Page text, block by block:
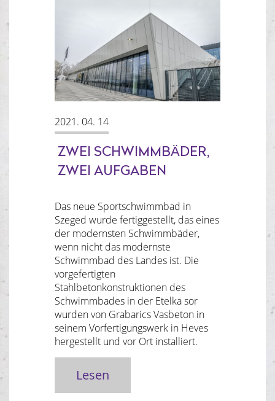
2021. 04. 14
ZWEI SCHWIMMBÄDER,
ZWEI AUFGABEN
Das neue Sportschwimmbad in
Szeged wurde fertiggestellt, das eines
der modernsten Schwimmbäder,
wenn nicht das modernste
Schwimmbad des Landes ist. Die
vorgefertigten
Stahlbetonkonstruktionen des
Schwimmbades in der Etelka sor
wurden von Grabarics Vasbeton in
seinem Vorfertigungswerk in Heves
hergestellt und vor Ort installiert.
Lesen